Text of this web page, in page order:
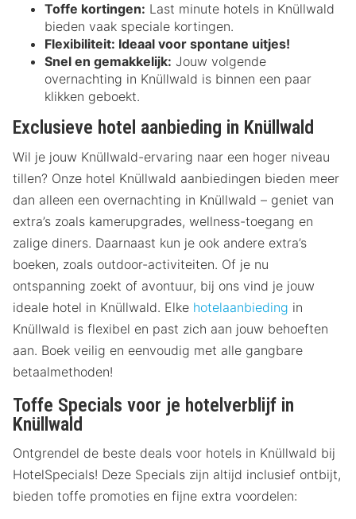
Toffe kortingen: Last minute hotels in Knüllwald
bieden vaak speciale kortingen.
Flexibiliteit: Ideaal voor spontane uitjes!
Snel en gemakkelijk: Jouw volgende
overnachting in Knüllwald is binnen een paar
klikken geboekt.
Exclusieve hotel aanbieding in Knüllwald
Wil je jouw Knüllwald-ervaring naar een hoger niveau
tillen? Onze hotel Knüllwald aanbiedingen bieden meer
dan alleen een overnachting in Knüllwald – geniet van
extra’s zoals kamerupgrades, wellness-toegang en
zalige diners. Daarnaast kun je ook andere extra’s
boeken, zoals outdoor-activiteiten. Of je nu
ontspanning zoekt of avontuur, bij ons vind je jouw
ideale hotel in Knüllwald. Elke hotelaanbieding in
Knüllwald is flexibel en past zich aan jouw behoeften
aan. Boek veilig en eenvoudig met alle gangbare
betaalmethoden!
Toffe Specials voor je hotelverblijf in
Knüllwald
Ontgrendel de beste deals voor hotels in Knüllwald bij
HotelSpecials! Deze Specials zijn altijd inclusief ontbijt,
bieden toffe promoties en fijne extra voordelen: